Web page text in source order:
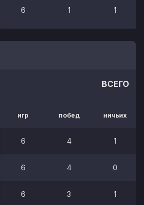
6 1 1
ВСЕГО
игр побед ничьих
6 4 1
6 4 0
6 3 1